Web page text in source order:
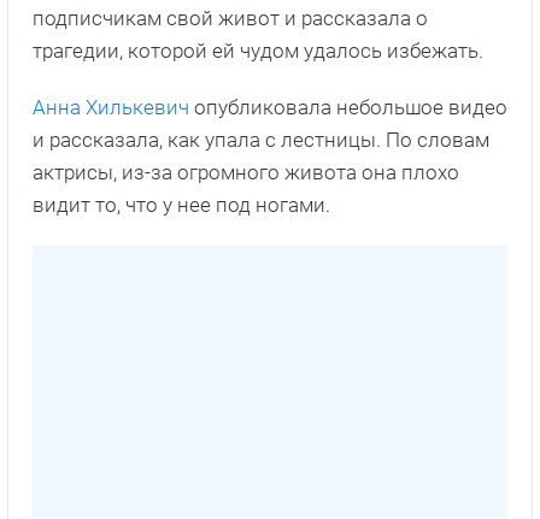
подписчикам свой живот и рассказала о
трагедии, которой ей чудом удалось избежать.
Анна Хилькевич опубликовала небольшое видео
и рассказала, как упала с лестницы. По словам
актрисы, из-за огромного живота она плохо
видит то, что у нее под ногами.